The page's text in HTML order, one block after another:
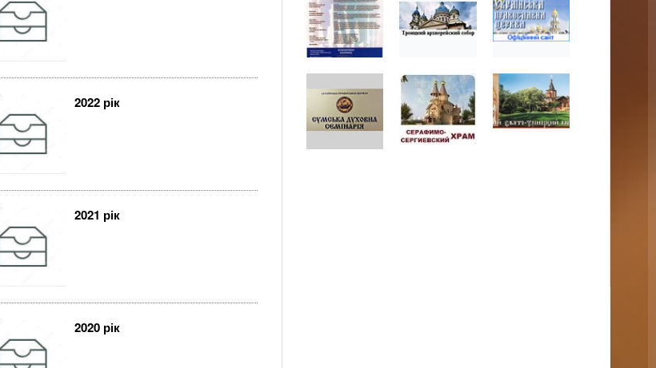
2022 рік
2021 рік
2020 рік